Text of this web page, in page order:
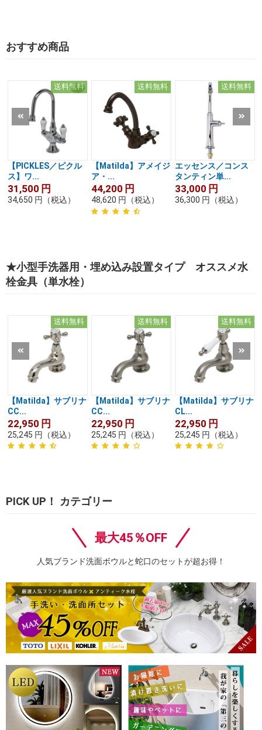
おすすめ商品
送料無料
【PICKLES／ピクル
ス】ワ...
31,500 円
34,650 円 （税込）
送料無料
【Matilda】アメイジ
ア・...
44,200 円
48,620 円 （税込）
送料無料
エッセンス／コンス
タンティン単...
33,000 円
36,300 円 （税込）
★小型手洗器用・埋め込み設置タイプ オススメ水
栓金具（単水栓）
送料無料
【Matilda】サブリナ
CC...
22,950 円
25,245 円 （税込）
送料無料
【Matilda】サブリナ
CC...
22,950 円
25,245 円 （税込）
送料無料
【Matilda】サブリナ
CL...
22,950 円
25,245 円 （税込）
PICK UP！ カテゴリー
最大45％OFF
人気ブランド洗面ボウルと蛇口のセットが超お得！